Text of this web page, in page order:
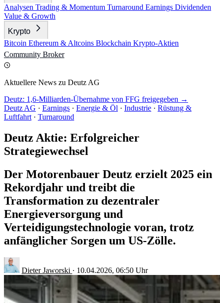
Analysen Trading & Momentum Turnaround Earnings Dividenden
Value & Growth
Krypto
Bitcoin Ethereum & Altcoins Blockchain Krypto-Aktien
Community Broker
Aktuellere News zu Deutz AG
Deutz: 1,6-Milliarden-Übernahme von FFG freigegeben →
Deutz AG · Earnings · Energie & Öl · Industrie · Rüstung &
Luftfahrt · Turnaround
Deutz Aktie: Erfolgreicher
Strategiewechsel
Der Motorenbauer Deutz erzielt 2025 ein
Rekordjahr und treibt die
Transformation zu dezentraler
Energieversorgung und
Verteidigungstechnologie voran, trotz
anfänglicher Sorgen um US-Zölle.
Dieter Jaworski · 10.04.2026, 06:50 Uhr